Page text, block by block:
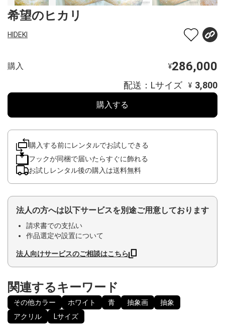
希望のヒカリ
HIDEKI
購入 ¥286,000
配送：Lサイズ ¥ 3,800
購入する
購入する前にレンタルでお試しできる
フックが同梱で届いたらすぐに飾れる
お試しレンタル後の購入は送料無料
法人の方へは以下サービスを別途ご用意しております
請求書での支払い
作品選定や設置について
法人向けサービスのご相談はこちら
関連するキーワード
その他カラー ホワイト 青 抽象画
抽象
アクリル
Lサイズ